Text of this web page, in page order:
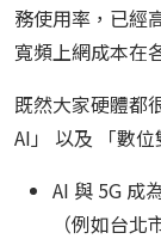
務使用率，已經
寬頻上網成本在
既然大家硬體都
AI」 以及 「數位
AI 與 5G 成
（例如台